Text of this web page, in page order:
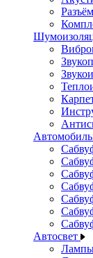
Автосвет
Лампы